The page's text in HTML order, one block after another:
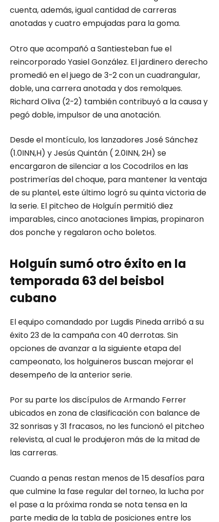
cuenta, además, igual cantidad de carreras
anotadas y cuatro empujadas para la goma.
Otro que acompañó a Santiesteban fue el
reincorporado Yasiel González. El jardinero derecho
promedió en el juego de 3-2 con un cuadrangular,
doble, una carrera anotada y dos remolques.
Richard Oliva (2-2) también contribuyó a la causa y
pegó doble, impulsor de una anotación.
Desde el montículo, los lanzadores José Sánchez
(1.0INN,H) y Jesús Quintán ( 2.0INN, 2H) se
encargaron de silenciar a los Cocodrilos en las
postrimerías del choque, para mantener la ventaja
de su plantel, este último logró su quinta victoria de
la serie. El pitcheo de Holguín permitió diez
imparables, cinco anotaciones limpias, propinaron
dos ponche y regalaron ocho boletos.
Holguín sumó otro éxito en la
temporada 63 del beisbol
cubano
El equipo comandado por Lugdis Pineda arribó a su
éxito 23 de la campaña con 40 derrotas. Sin
opciones de avanzar a la siguiente etapa del
campeonato, los holguineros buscan mejorar el
desempeño de la anterior serie.
Por su parte los discípulos de Armando Ferrer
ubicados en zona de clasificación con balance de
32 sonrisas y 31 fracasos, no les funcionó el pitcheo
relevista, al cual le produjeron más de la mitad de
las carreras.
Cuando a penas restan menos de 15 desafíos para
que culmine la fase regular del torneo, la lucha por
el pase a la próxima ronda se nota tensa en la
parte media de la tabla de posiciones entre los